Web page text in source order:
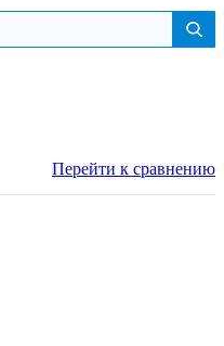
Перейти к сравнению